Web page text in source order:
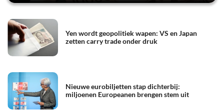
Yen wordt geopolitiek wapen: VS en Japan
zetten carry trade onder druk
Nieuwe eurobiljetten stap dichterbij:
miljoenen Europeanen brengen stem uit